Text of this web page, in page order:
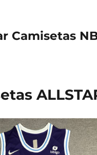
Camisetas